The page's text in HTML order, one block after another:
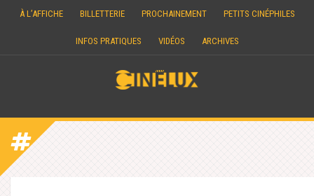
À L’AFFICHE BILLETTERIE PROCHAINEMENT PETITS CINÉPHILES
INFOS PRATIQUES VIDÉOS ARCHIVES